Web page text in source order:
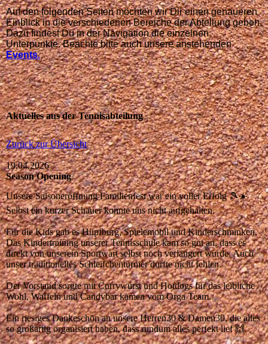
Auf den folgenden Seiten möchten wir Dir einen genaueren
Einblick in die verschiedenen Bereiche der Abteilung geben.
Dazu findest Du in der Navigation die einzelnen
Unterpunkte. Beachte bitte auch unsere anstehenden
Events.
Aktuelles aus der Tennisabteilung
Zurück zur Übersicht
19.04.2026
Season Opening
Unsere Saisoneröffnung Familienfest war ein voller Erfolg 🎾☀️
Selbst ein kurzer Schauer konnte uns nicht aufgehalten.
Für die Kids gab es Hüpfburg, Spielemobil und Kinderschminken.
Das Kindertraining unserer Tennisschule kam so gut an, dass es
direkt von unserem Sportwart selbst noch verlängert wurde. Auch
unser traditionelles Schleifchenturnier durfte nicht fehlen.
Der Vorstand sorgte mit Currywurst und Hotdogs für das leibliche
Wohl, Waffeln und Candybar kamen vom Orga Team.
Ein riesiges Dankeschön an unsere Herren30 & Damen30, die alles
so großartig organisiert haben, dass rundum alles perfekt lief 🙌